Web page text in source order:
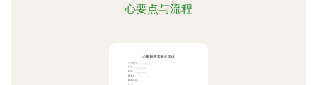
心要点与流程